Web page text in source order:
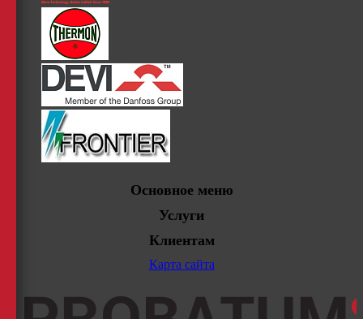
Основное меню
Услуги
Клиентам
Карта сайта